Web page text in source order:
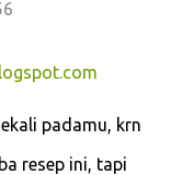
padamu, krn
resep ini, tapi